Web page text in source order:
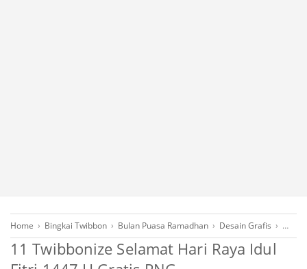
Home › Bingkai Twibbon › Bulan Puasa Ramadhan › Desain Grafis ›
11 Twibbonize Selamat Hari Raya Idul